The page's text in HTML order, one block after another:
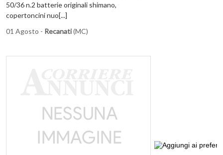
50/36 n.2 batterie originali shimano,
copertoncini nuo[...]
01 Agosto - Recanati(MC)